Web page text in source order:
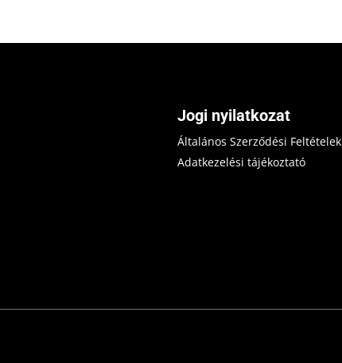
Jogi nyilatkozat
Általános Szerződési Feltételek
Adatkezelési tájékoztató